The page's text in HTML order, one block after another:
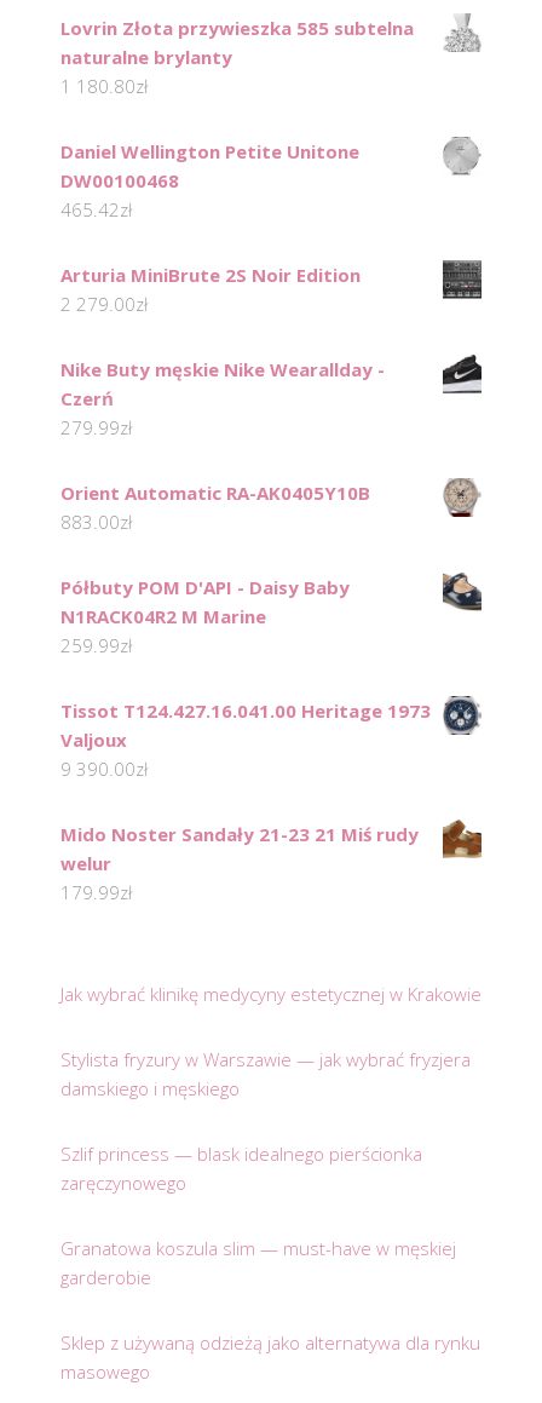
Lovrin Złota przywieszka 585 subtelna
naturalne brylanty
1 180.80zł
Daniel Wellington Petite Unitone
DW00100468
465.42zł
Arturia MiniBrute 2S Noir Edition
2 279.00zł
Nike Buty męskie Nike Wearallday -
Czerń
279.99zł
Orient Automatic RA-AK0405Y10B
883.00zł
Półbuty POM D'API - Daisy Baby
N1RACK04R2 M Marine
259.99zł
Tissot T124.427.16.041.00 Heritage 1973
Valjoux
9 390.00zł
Mido Noster Sandały 21-23 21 Miś rudy
welur
179.99zł
Jak wybrać klinikę medycyny estetycznej w Krakowie
Stylista fryzury w Warszawie — jak wybrać fryzjera
damskiego i męskiego
Szlif princess — blask idealnego pierścionka
zaręczynowego
Granatowa koszula slim — must-have w męskiej
garderobie
Sklep z używaną odzieżą jako alternatywa dla rynku
masowego